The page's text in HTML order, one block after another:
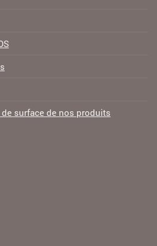
surface de nos produits